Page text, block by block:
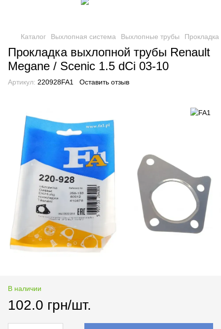
Каталог Выхлопная система Выхлопные трубы
Прокладка выхлопной трубы Renault
Megane / Scenic 1.5 dCi 03-10
Артикул: 220928FA1 Оставить отзыв
В наличии
102.0 грн/шт.